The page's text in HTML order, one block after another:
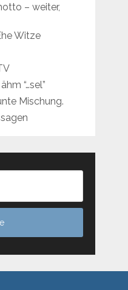
– weiter,
Witze
“…sel”
Mischung.